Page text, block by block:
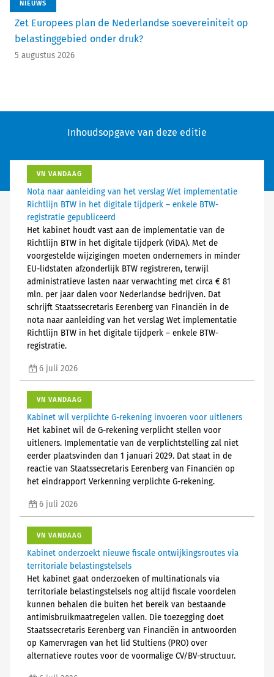
NIEUWS
Zet Europees plan de Nederlandse soevereiniteit op
belastinggebied onder druk?
5 augustus 2026
Inhoudsopgave van deze editie
VN VANDAAG
Nota naar aanleiding van het verslag Wet implementatie
Richtlijn BTW in het digitale tijdperk – enkele BTW-
registratie gepubliceerd
Het kabinet houdt vast aan de implementatie van de
Richtlijn BTW in het digitale tijdperk (ViDA). Met de
voorgestelde wijzigingen moeten ondernemers in minder
EU-lidstaten afzonderlijk BTW registreren, terwijl
administratieve lasten naar verwachting met circa € 81
mln. per jaar dalen voor Nederlandse bedrijven. Dat
schrijft Staatssecretaris Eerenberg van Financiën in de
nota naar aanleiding van het verslag Wet implementatie
Richtlijn BTW in het digitale tijdperk – enkele BTW-
registratie.
6 juli 2026
VN VANDAAG
Kabinet wil verplichte G-rekening invoeren voor uitleners
Het kabinet wil de G-rekening verplicht stellen voor
uitleners. Implementatie van de verplichtstelling zal niet
eerder plaatsvinden dan 1 januari 2029. Dat staat in de
reactie van Staatssecretaris Eerenberg van Financiën op
het eindrapport Verkenning verplichte G-rekening.
6 juli 2026
VN VANDAAG
Kabinet onderzoekt nieuwe fiscale ontwijkingsroutes via
territoriale belastingstelsels
Het kabinet gaat onderzoeken of multinationals via
territoriale belastingstelsels nog altijd fiscale voordelen
kunnen behalen die buiten het bereik van bestaande
antimisbruikmaatregelen vallen. Die toezegging doet
Staatssecretaris Eerenberg van Financiën in antwoorden
op Kamervragen van het lid Stultiens (PRO) over
alternatieve routes voor de voormalige CV/BV-structuur.